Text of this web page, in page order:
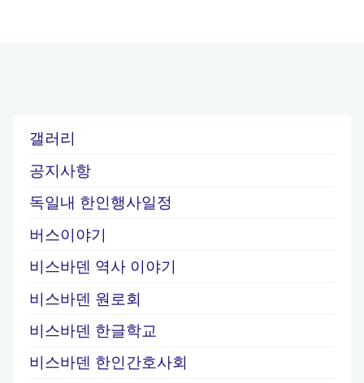
갤러리
공지사항
독일내 한인행사일정
버스이야기
비스바덴 역사 이야기
비스바덴 원로회
비스바덴 한글학교
비스바덴 한인간호사회